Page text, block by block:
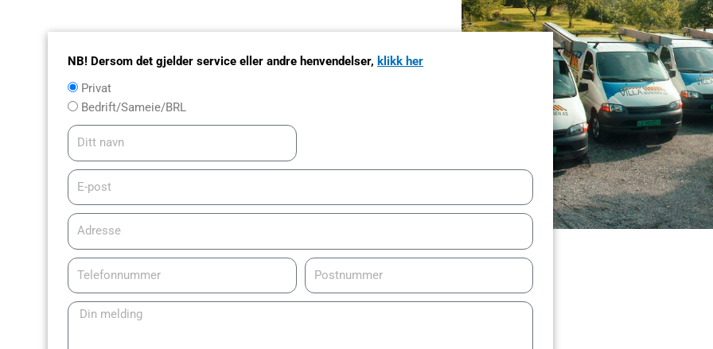
NB! Dersom det gjelder service eller andre henvendelser, klikk her
Privat
/
Bedrift
Privat
Bedrift/Sameie/BRL
Ditt
navn
E-
post
Adresse
Telefonnummer Postnummer
Melding